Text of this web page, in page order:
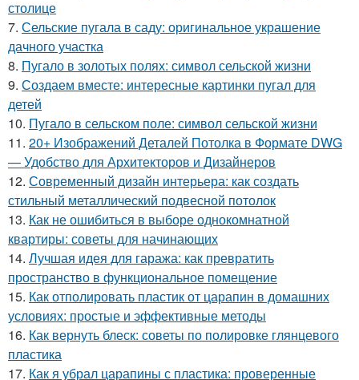
столице
7. Сельские пугала в саду: оригинальное украшение
дачного участка
8. Пугало в золотых полях: символ сельской жизни
9. Создаем вместе: интересные картинки пугал для
детей
10. Пугало в сельском поле: символ сельской жизни
11. 20+ Изображений Деталей Потолка в Формате DWG
— Удобство для Архитекторов и Дизайнеров
12. Современный дизайн интерьера: как создать
стильный металлический подвесной потолок
13. Как не ошибиться в выборе однокомнатной
квартиры: советы для начинающих
14. Лучшая идея для гаража: как превратить
пространство в функциональное помещение
15. Как отполировать пластик от царапин в домашних
условиях: простые и эффективные методы
16. Как вернуть блеск: советы по полировке глянцевого
пластика
17. Как я убрал царапины с пластика: проверенные